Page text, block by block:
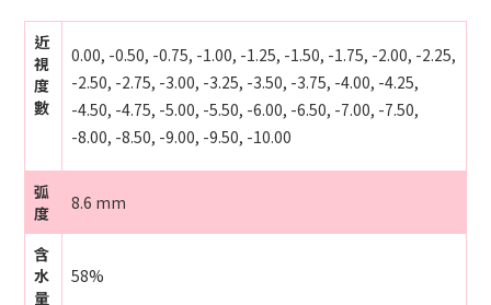
近
視
度
數
0.00, -0.50, -0.75, -1.00, -1.25, -1.50, -1.75, -2.00, -2.25,
-2.50, -2.75, -3.00, -3.25, -3.50, -3.75, -4.00, -4.25,
-4.50, -4.75, -5.00, -5.50, -6.00, -6.50, -7.00, -7.50,
-8.00, -8.50, -9.00, -9.50, -10.00
弧
度
8.6 mm
含
水
量
58%